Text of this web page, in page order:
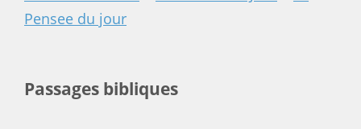
Pensee du jour
Passages bibliques